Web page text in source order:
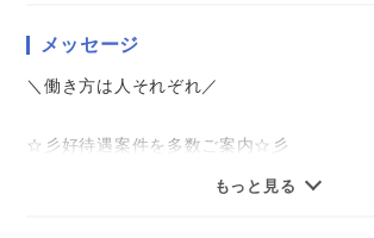
メッセージ
＼働き方は人それぞれ／
☆彡好待遇案件を多数ご案内☆彡
もっと見る